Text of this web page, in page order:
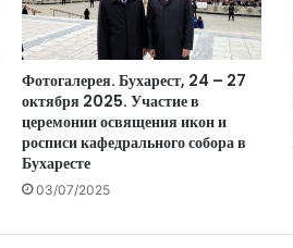
Фотогалерея. Бухарест, 24 – 27
октября 2025. Участие в
церемонии освящения икон и
росписи кафедрального собора в
Бухаресте
03/07/2025